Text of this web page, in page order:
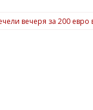
вечеря за 200 евро